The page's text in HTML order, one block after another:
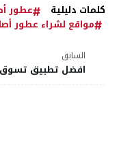
كلمات دليلية عطور
مواقع لشراء عطور
السابق
افضل تطبيق تسوق